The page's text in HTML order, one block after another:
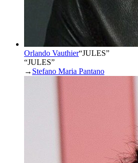
Orlando Vauthier“JULES”
“JULES”
→ Stefano Maria Pantano